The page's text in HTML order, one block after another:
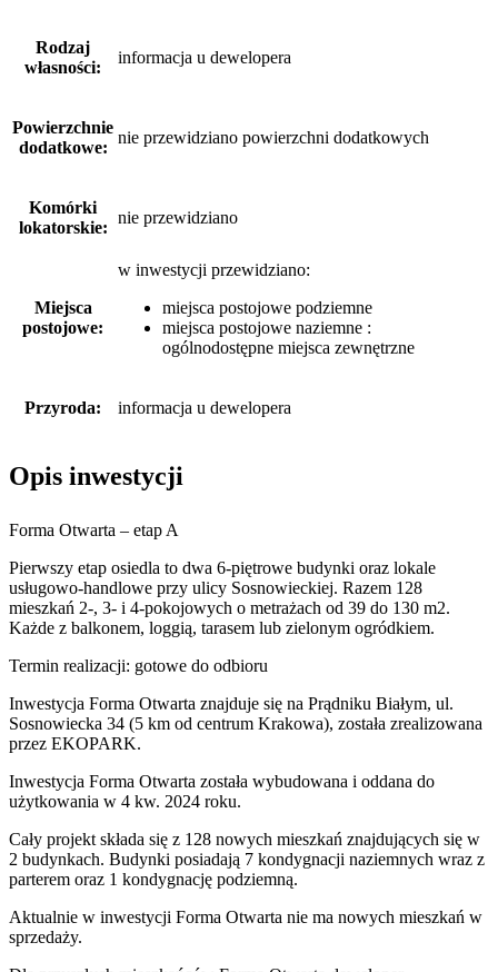
Rodzaj
własności:
informacja u dewelopera
Powierzchnie
dodatkowe:
nie przewidziano powierzchni dodatkowych
Komórki
lokatorskie:
nie przewidziano
Miejsca
postojowe:
w inwestycji przewidziano:
miejsca postojowe podziemne
miejsca postojowe naziemne :
ogólnodostępne miejsca zewnętrzne
Przyroda: informacja u dewelopera
Opis inwestycji
Forma Otwarta – etap A
Pierwszy etap osiedla to dwa 6-piętrowe budynki oraz lokale
usługowo-handlowe przy ulicy Sosnowieckiej. Razem 128
mieszkań 2-, 3- i 4-pokojowych o metrażach od 39 do 130 m2.
Każde z balkonem, loggią, tarasem lub zielonym ogródkiem.
Termin realizacji: gotowe do odbioru
Inwestycja Forma Otwarta znajduje się na Prądniku Białym, ul.
Sosnowiecka 34 (5 km od centrum Krakowa), została zrealizowana
przez EKOPARK.
Inwestycja Forma Otwarta została wybudowana i oddana do
użytkowania w 4 kw. 2024 roku.
Cały projekt składa się z 128 nowych mieszkań znajdujących się w
2 budynkach. Budynki posiadają 7 kondygnacji naziemnych wraz z
parterem oraz 1 kondygnację podziemną.
Aktualnie w inwestycji Forma Otwarta nie ma nowych mieszkań w
sprzedaży.